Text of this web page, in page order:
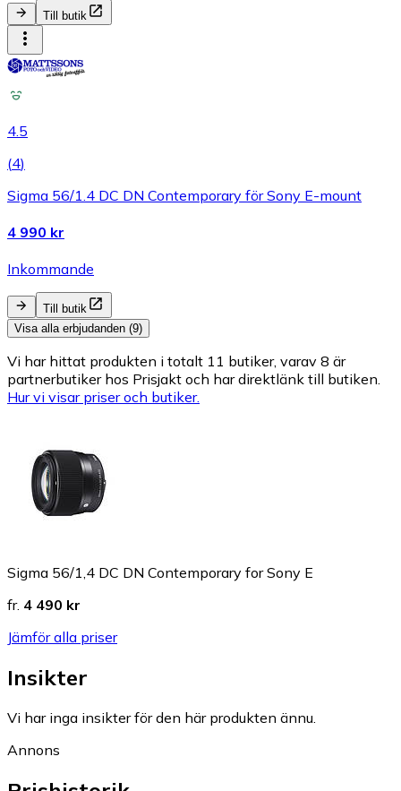
Till butik
4.5
(4)
Sigma 56/1.4 DC DN Contemporary för Sony E-mount
4 990 kr
Inkommande
Till butik
Visa alla erbjudanden (9)
Vi har hittat produkten i totalt 11 butiker, varav 8 är
partnerbutiker hos Prisjakt och har direktlänk till butiken.
Hur vi visar priser och butiker.
Sigma 56/1,4 DC DN Contemporary for Sony E
fr. 4 490 kr
Jämför alla priser
Insikter
Vi har inga insikter för den här produkten ännu.
Annons